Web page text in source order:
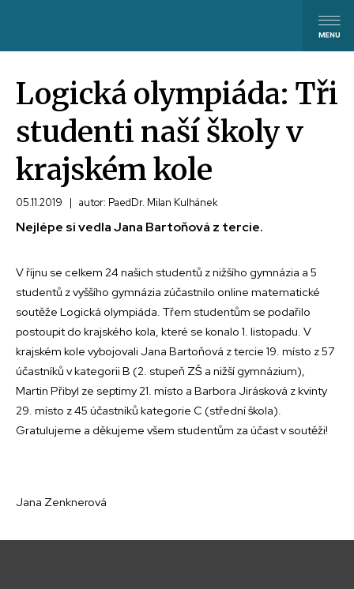
Logická olympiáda: Tři
studenti naší školy v
krajském kole
05.11.2019 | autor: PaedDr. Milan Kulhánek
Nejlépe si vedla Jana Bartoňová z tercie.
V říjnu se celkem 24 našich studentů z nižšího gymnázia a 5
studentů z vyššího gymnázia zúčastnilo online matematické
soutěže Logická olympiáda. Třem studentům se podařilo
postoupit do krajského kola, které se konalo 1. listopadu. V
krajském kole vybojovali Jana Bartoňová z tercie 19. místo z 57
účastníků v kategorii B (2. stupeň ZŠ a nižší gymnázium),
Martin Přibyl ze septimy 21. místo a Barbora Jirásková z kvinty
29. místo z 45 účastníků kategorie C (střední škola).
Gratulujeme a děkujeme všem studentům za účast v soutěži!
Jana Zenknerová